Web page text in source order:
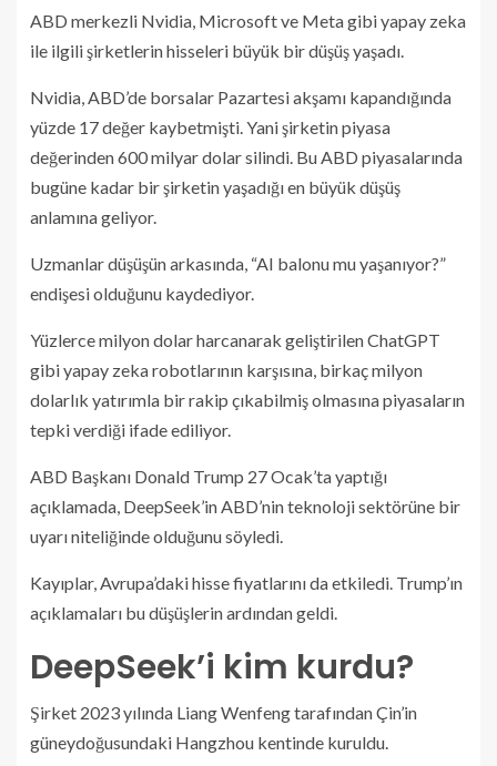
ABD merkezli Nvidia, Microsoft ve Meta gibi yapay zeka
ile ilgili şirketlerin hisseleri büyük bir düşüş yaşadı.
Nvidia, ABD’de borsalar Pazartesi akşamı kapandığında
yüzde 17 değer kaybetmişti. Yani şirketin piyasa
değerinden 600 milyar dolar silindi. Bu ABD piyasalarında
bugüne kadar bir şirketin yaşadığı en büyük düşüş
anlamına geliyor.
Uzmanlar düşüşün arkasında, “AI balonu mu yaşanıyor?”
endişesi olduğunu kaydediyor.
Yüzlerce milyon dolar harcanarak geliştirilen ChatGPT
gibi yapay zeka robotlarının karşısına, birkaç milyon
dolarlık yatırımla bir rakip çıkabilmiş olmasına piyasaların
tepki verdiği ifade ediliyor.
ABD Başkanı Donald Trump 27 Ocak’ta yaptığı
açıklamada, DeepSeek’in ABD’nin teknoloji sektörüne bir
uyarı niteliğinde olduğunu söyledi.
Kayıplar, Avrupa’daki hisse fiyatlarını da etkiledi. Trump’ın
açıklamaları bu düşüşlerin ardından geldi.
DeepSeek’i kim kurdu?
Şirket 2023 yılında Liang Wenfeng tarafından Çin’in
güneydoğusundaki Hangzhou kentinde kuruldu.